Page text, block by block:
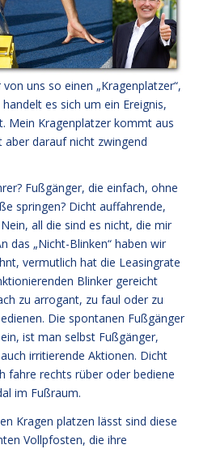
uns so einen „Kragenplatzer“,
es sich um ein Ereignis,
Mein Kragenplatzer kommt aus
darauf nicht zwingend
Fußgänger, die einfach, ohne
springen? Dicht auffahrende,
all die sind es nicht, die mir
das „Nicht-Blinken“ haben wir
vermutlich hat die Leasingrate
Blinker gereicht
zu arrogant, zu faul oder zu
Die spontanen Fußgänger
ist man selbst Fußgänger,
irritierende Aktionen. Dicht
fahre rechts rüber oder bediene
im Fußraum.
Kragen platzen lässt sind diese
Vollpfosten, die ihre